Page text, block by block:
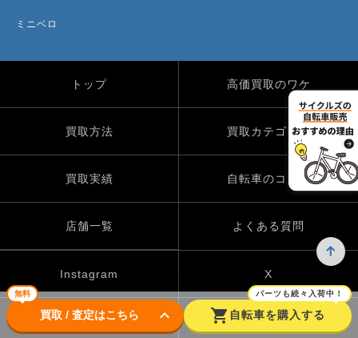
無料
買取 / 査定はこちら keyboard_arrow_down shopping_cart
パーツも続々入荷中！
自転車を購入する
ミニベロ
トップ 高価買取のワケ
買取方法 買取カテゴリー
買取実績 自転車のコラム
店舗一覧 よくある質問
Instagram X
TikTok